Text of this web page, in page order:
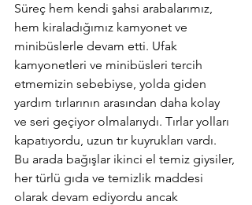
Süreç hem kendi şahsi arabalarımız,
hem kiraladığımız kamyonet ve
minibüslerle devam etti. Ufak
kamyonetleri ve minibüsleri tercih
etmemizin sebebiyse, yolda giden
yardım tırlarının arasından daha kolay
ve seri geçiyor olmalarıydı. Tırlar yolları
kapatıyordu, uzun tır kuyrukları vardı.
Bu arada bağışlar ikinci el temiz giysiler,
her türlü gıda ve temizlik maddesi
olarak devam ediyordu ancak